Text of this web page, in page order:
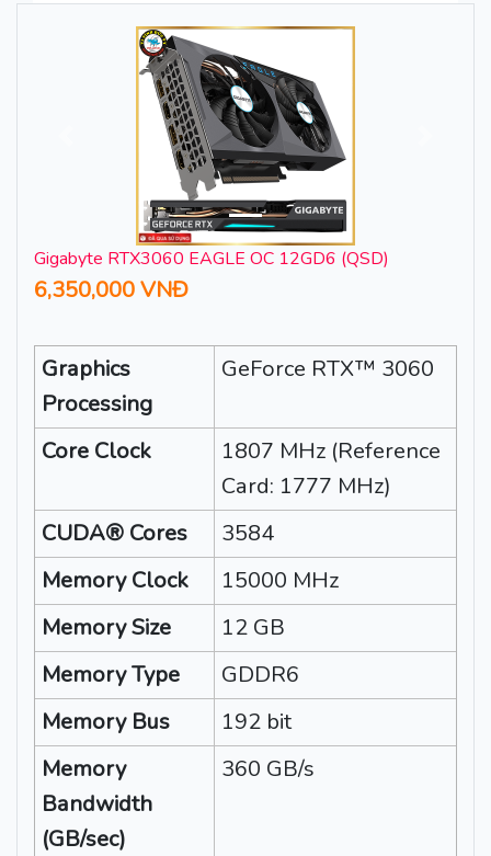
Gigabyte RTX3060 EAGLE OC 12GD6 (QSD)
6,350,000 VNĐ
Graphics
Processing
GeForce RTX™ 3060
Core Clock
1807 MHz (Reference
Card: 1777 MHz)
CUDA® Cores
3584
Memory Clock
15000 MHz
Memory Size
12 GB
Memory Type
GDDR6
Memory Bus
192 bit
Memory
Bandwidth
(GB/sec)
360 GB/s